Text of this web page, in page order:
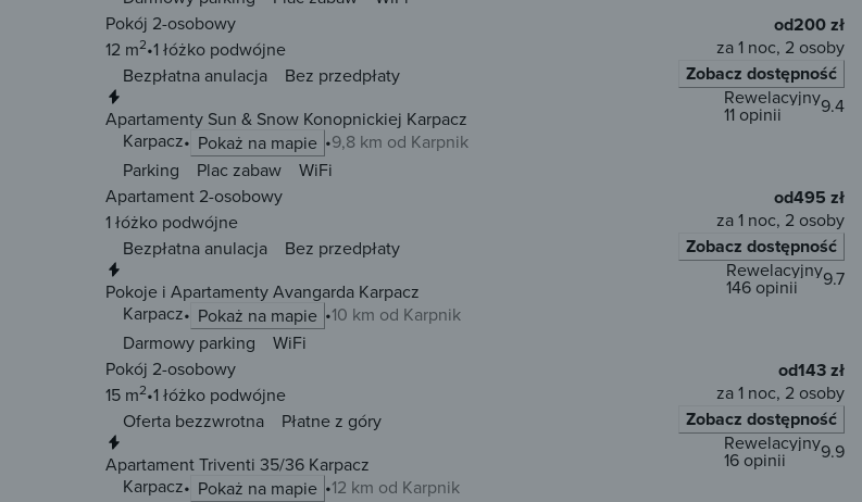
Pokój 2-osobowy
12 m2 1 łóżko podwójne
Bezpłatna anulacja
Bez przedpłaty
od200 zł
za 1 noc, 2 osoby
Zobacz dostępność
Apartamenty Sun & Snow Konopnickiej Karpacz
Karpacz
Pokaż na mapie 9,8 km od Karpnik
9.4
Rewelacyjny
11 opinii
Parking Plac zabaw
WiFi
Apartament 2-osobowy
1 łóżko podwójne
Bezpłatna anulacja
Bez przedpłaty
od495 zł
za 1 noc, 2 osoby
Zobacz dostępność
Pokoje i Apartamenty Avangarda Karpacz
Karpacz
Pokaż na mapie 10 km od Karpnik
9.7
Rewelacyjny
146 opinii
Darmowy parking
WiFi
Pokój 2-osobowy
15 m2 1 łóżko podwójne
Oferta bezzwrotna
Płatne z góry
od143 zł
za 1 noc, 2 osoby
Zobacz dostępność
Apartament Triventi 35/36 Karpacz
Karpacz
Pokaż na mapie 12 km od Karpnik
9.9
Rewelacyjny
16 opinii